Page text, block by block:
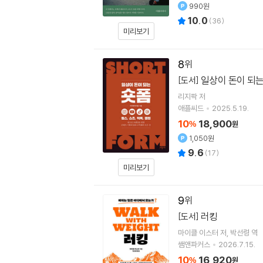
미리보기
990원
10.0 (36)
8
미리보기
[도서] 일상이 돈이 되
리지팍저
애플씨드
2025.5.19.
10% 18,900원
1,050원
9.6 (17)
9
[도서] 러킹
마이클 이스터 저 박선령 역
쌤앤파커스
2026.7.15.
10% 16,920원